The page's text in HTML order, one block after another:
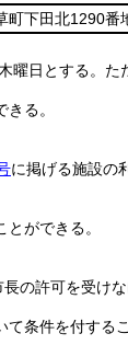
町下田北1290番
曜日とする。 た
る。
に掲げる施設の
ができる。
の許可を受けな
条件を付する